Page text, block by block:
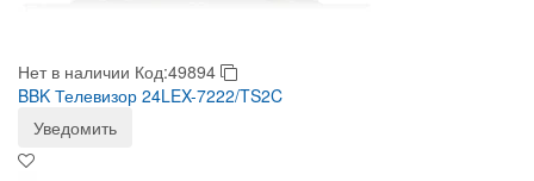
Нет в наличии Код:49894
BBK Телевизор 24LEX-7222/TS2C
Уведомить